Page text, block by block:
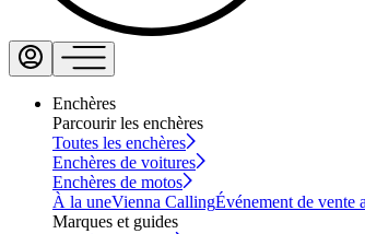
Enchères
Parcourir les enchères
Toutes les enchères
Enchères de voitures
Enchères de motos
À la uneVienna CallingÉvénement de vente
Marques et guides